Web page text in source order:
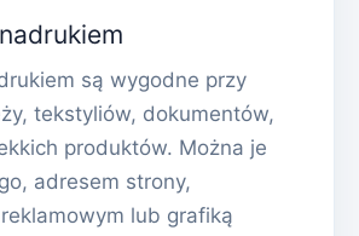
są wygodne przy
tekstyliów, dokumentów,
produktów. Można je
adresem strony,
lub grafiką